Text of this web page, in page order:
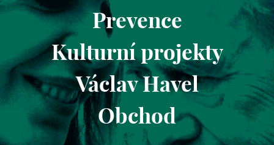
Prevence
Kulturní projekty
Václav Havel
Obchod